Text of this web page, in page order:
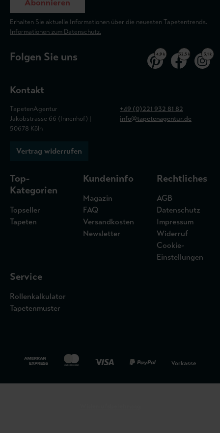
Abonnieren
Erhalten Sie aktuelle Informationen über die neuesten Tapetentrends.
Informationen zum Datenschutz.
Folgen Sie uns 4,9 k 32,5 k 3,1 k
Kontakt
TapetenAgentur
Jakobstrasse 66 (Innenhof) |
50678 Köln
+49 (0)221 932 81 82
info@tapetenagentur.de
Vertrag widerrufen
Top-
Kategorien
Topseller
Tapeten
Kundeninfo
Magazin
FAQ
Versandkosten
Newsletter
Rechtliches
AGB
Datenschutz
Impressum
Widerruf
Cookie-
Einstellungen
Service
Rollenkalkulator
Tapetenmuster